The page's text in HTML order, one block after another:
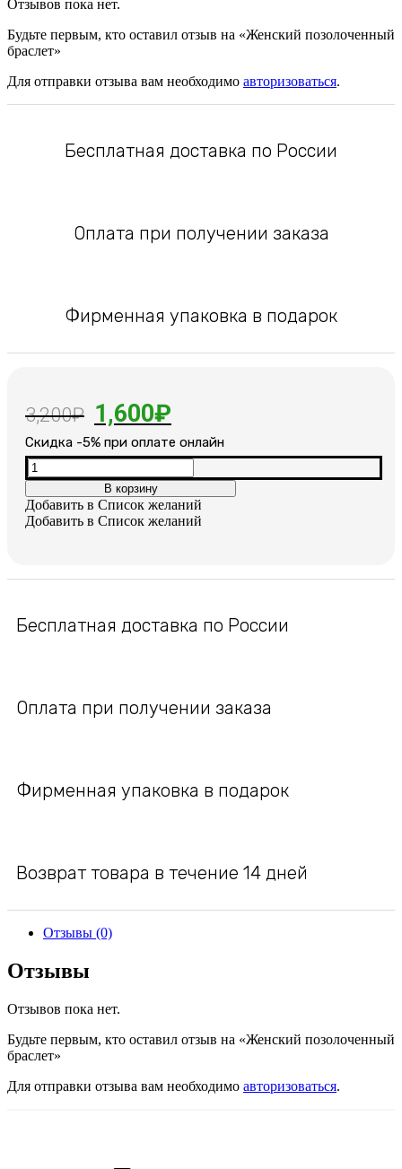
Отзывов пока нет.
Будьте первым, кто оставил отзыв на «Женский позолоченный
браслет»
Для отправки отзыва вам необходимо авторизоваться.
Бесплатная доставка по России
Оплата при получении заказа
Фирменная упаковка в подарок
3,200₽ Первоначальная
цена
составляла
3,200₽.
1,600₽
цена:
1,600₽.
Cкидка -5% при оплате онлайн
Количество
товара
Женский
позолоченный
браслет
В корзину
Добавить в Список желаний
Добавить в Список желаний
Бесплатная доставка по России
Оплата при получении заказа
Фирменная упаковка в подарок
Возврат товара в течение 14 дней
Отзывы (0)
Отзывы
Отзывов пока нет.
Будьте первым, кто оставил отзыв на «Женский позолоченный
браслет»
Для отправки отзыва вам необходимо авторизоваться.